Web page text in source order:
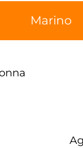
Marino